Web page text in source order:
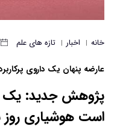
خانه | اخبار | تازه های علم
عارضه پنهان یک داروی
پژوهش جدید: یک
است هوشیاری